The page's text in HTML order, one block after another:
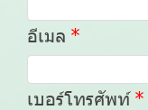
อีเมล
เบอร์โทรศัพท์